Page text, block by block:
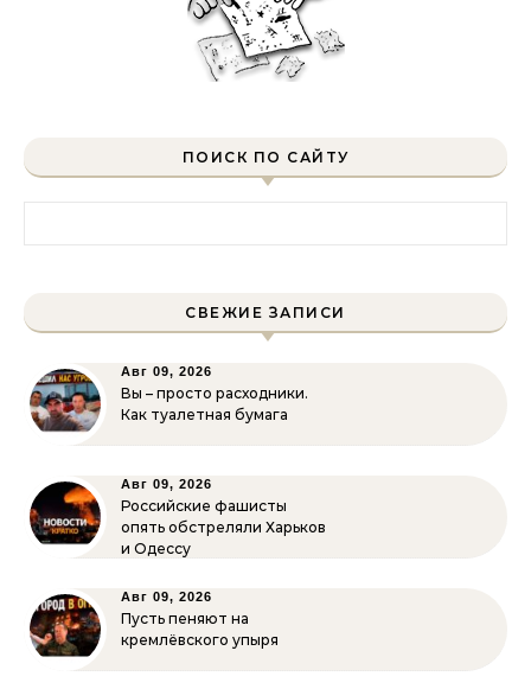
ПОИСК ПО САЙТУ
СВЕЖИЕ ЗАПИСИ
Авг 09, 2026
Вы – просто расходники.
Как туалетная бумага
Авг 09, 2026
Российские фашисты
опять обстреляли Харьков
и Одессу
Авг 09, 2026
Пусть пеняют на
кремлёвского упыря